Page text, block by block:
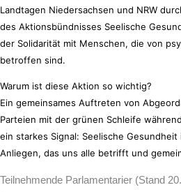
Landtagen Niedersachsen und NRW
des Aktionsbündnisses Seelische
der Solidarität mit Menschen, die von
betroffen sind.
Warum ist diese Aktion so wichtig?
Ein gemeinsames Auftreten von
Parteien mit der grünen Schleife
ein starkes Signal: Seelische
Anliegen, das uns alle betrifft und
Teilnehmende Parlamentarier (Stand